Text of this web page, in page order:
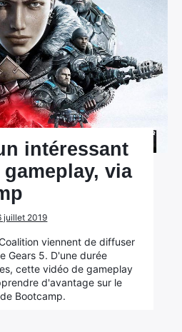
intéressant
via
juillet 2019
viennent de diffuser
Gears 5. D'une durée
cette vidéo de gameplay
d'avantage sur le
Bootcamp.